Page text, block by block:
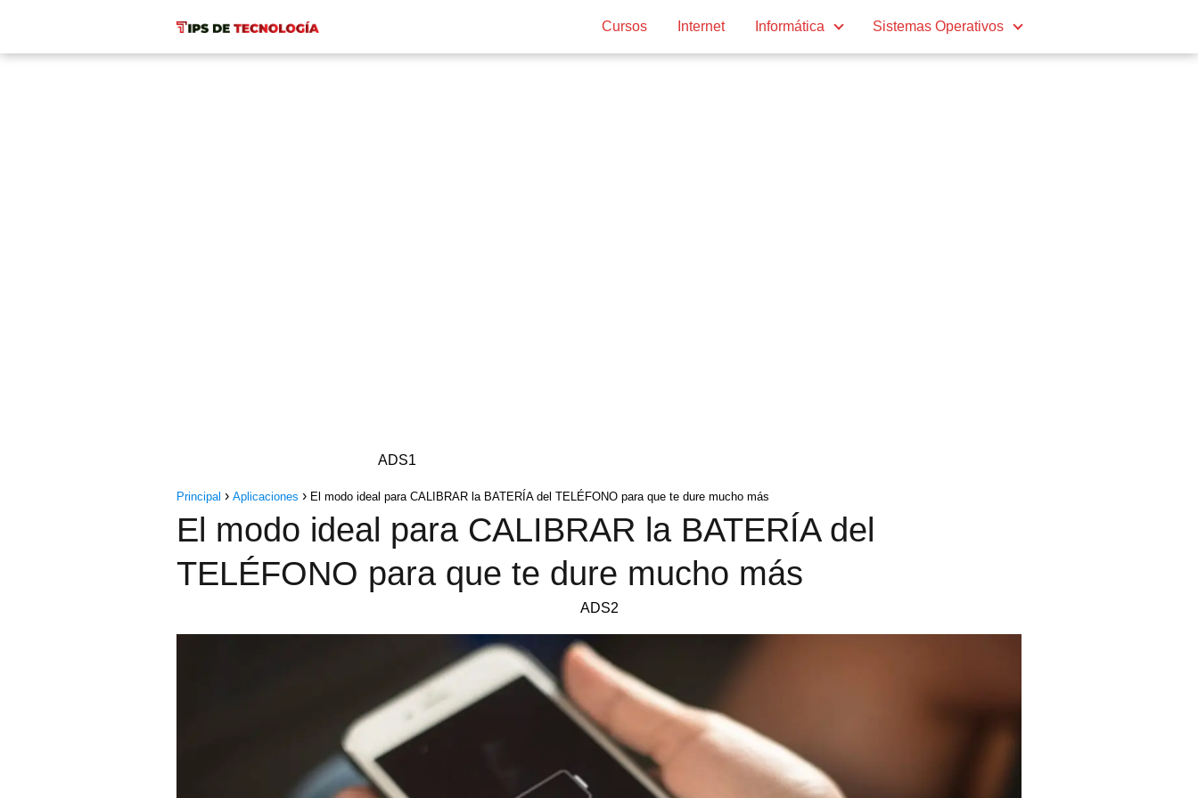
Cursos Internet Informática Sistemas Operativos
ADS1
Principal Aplicaciones El modo ideal para CALIBRAR la BATERÍA del TELÉFONO para que te dure mucho más
El modo ideal para CALIBRAR la BATERÍA del
TELÉFONO para que te dure mucho más
ADS2